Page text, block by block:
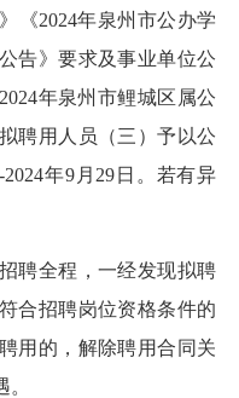
《2024年泉州市公办学
告》要求及事业单位公
年泉州市鲤城区属公
聘用人员（三）予以公
年9月29日。若有异
全程，一经发现拟聘
合招聘岗位资格条件的
用的，解除聘用合同关